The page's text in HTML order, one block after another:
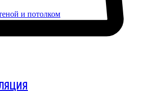
и потолком